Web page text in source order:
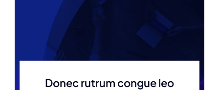
Donec rutrum congue leo